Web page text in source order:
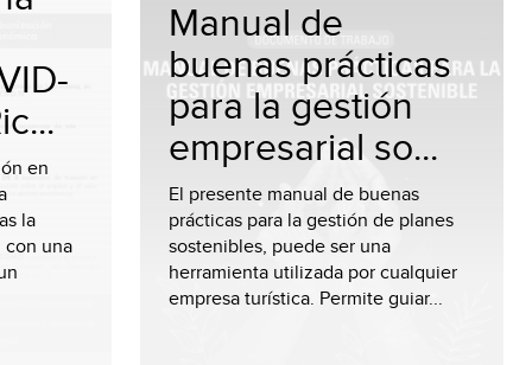
en
la
con una
Manual de
buenas prácticas
para la gestión
empresarial so...
El presente manual de buenas
prácticas para la gestión de planes
sostenibles, puede ser una
herramienta utilizada por cualquier
empresa turística. Permite guiar...